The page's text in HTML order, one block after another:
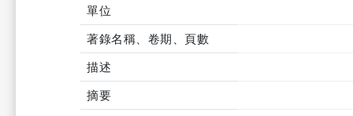
單位
著錄名稱、卷期、頁數
描述
摘要